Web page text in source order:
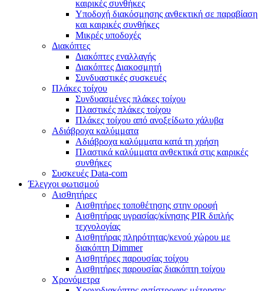
καιρικές συνθήκες
Υποδοχή διακόσμησης ανθεκτική σε παραβίαση
και καιρικές συνθήκες
Μικρές υποδοχές
Διακόπτες
Διακόπτες εναλλαγής
Διακόπτες Διακοσμητή
Συνδυαστικές συσκευές
Πλάκες τοίχου
Συνδυασμένες πλάκες τοίχου
Πλαστικές πλάκες τοίχου
Πλάκες τοίχου από ανοξείδωτο χάλυβα
Αδιάβροχα καλύμματα
Αδιάβροχα καλύμματα κατά τη χρήση
Πλαστικά καλύμματα ανθεκτικά στις καιρικές
συνθήκες
Συσκευές Data-com
Έλεγχοι φωτισμού
Αισθητήρες
Αισθητήρες τοποθέτησης στην οροφή
Αισθητήρας υγρασίας/κίνησης PIR διπλής
τεχνολογίας
Αισθητήρας πληρότητας/κενού χώρου με
διακόπτη Dimmer
Αισθητήρες παρουσίας τοίχου
Αισθητήρες παρουσίας διακόπτη τοίχου
Χρονόμετρα